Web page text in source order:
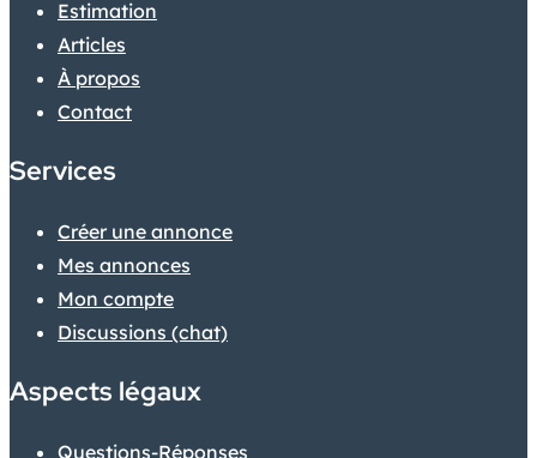
Estimation
Articles
À propos
Contact
Services
Créer une annonce
Mes annonces
Mon compte
Discussions (chat)
Aspects légaux
Questions-Réponses